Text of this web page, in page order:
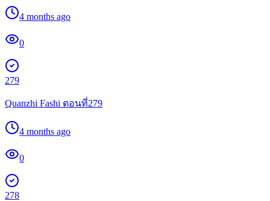
4 months ago
0
279
Quanzhi Fashi ตอนที่279
4 months ago
0
278